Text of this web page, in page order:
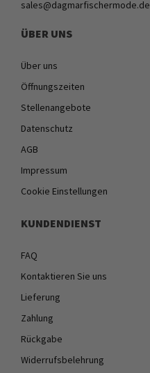
sales@dagmarfischermode.de
ÜBER UNS
Über uns
Öffnungszeiten
Stellenangebote
Datenschutz
AGB
Impressum
Cookie Einstellungen
KUNDENDIENST
FAQ
Kontaktieren Sie uns
Lieferung
Zahlung
Rückgabe
Widerrufsbelehrung